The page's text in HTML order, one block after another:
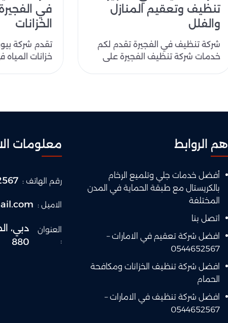
تنظيف وتعقيم المنازل
والفلل
شركة تنظيف في الفجيرة تقدم لكم
خدمات شركة تنظيف الفجيرة على
في
الخزانات
تقدم شركة
خزانات
اهم الروابط
أفضل خدمات جلي وتلميع الرخام
بالكريستال مع طبقة الحماية في المدن
المختلفة
اتصل بنا
افضل شركة تعقيم في الامارات –
0544652567
افضل شركة تنظيف الخزانات ومكافحة
الحمام
افضل شركة تنظيف في الامارات –
0544652567
معلومات
رقم الهاتف :
الاميل :
العنوان
:
دبي،
880